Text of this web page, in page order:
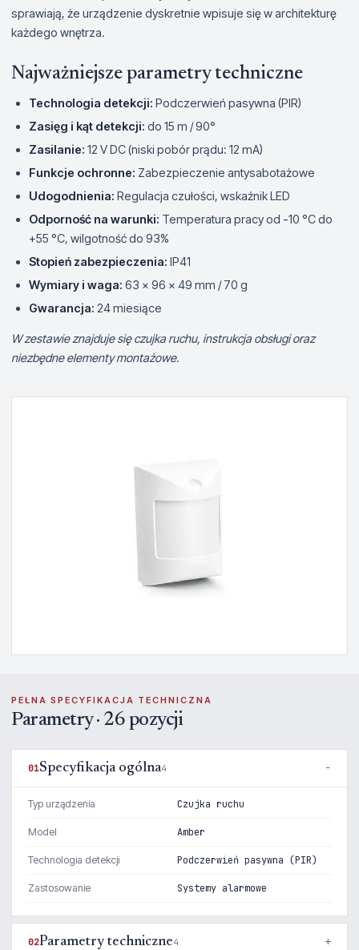
sprawiają, że urządzenie dyskretnie wpisuje się w architekturę
każdego wnętrza.
Najważniejsze parametry techniczne
Technologia detekcji: Podczerwień pasywna (PIR)
Zasięg i kąt detekcji: do 15 m / 90°
Zasilanie: 12 V DC (niski pobór prądu: 12 mA)
Funkcje ochronne: Zabezpieczenie antysabotażowe
Udogodnienia: Regulacja czułości, wskaźnik LED
Odporność na warunki: Temperatura pracy od -10 °C do
+55 °C, wilgotność do 93%
Stopień zabezpieczenia: IP41
Wymiary i waga: 63 x 96 x 49 mm / 70 g
Gwarancja: 24 miesiące
W zestawie znajduje się czujka ruchu, instrukcja obsługi oraz
niezbędne elementy montażowe.
PEŁNA SPECYFIKACJA TECHNICZNA
Parametry · 26 pozycji
01Specyfikacja ogólna4
Typ urządzenia Czujka ruchu
Model Amber
Technologia detekcji Podczerwień pasywna (PIR)
Zastosowanie Systemy alarmowe
02Parametry techniczne4